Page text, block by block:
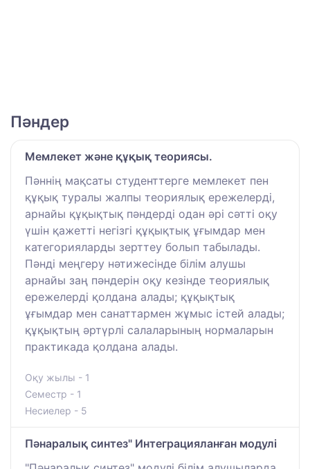
Пәндер
Мемлекет және құқық теориясы.
Пәннің мақсаты студенттерге мемлекет пен
құқық туралы жалпы теориялық ережелерді,
арнайы құқықтық пәндерді одан әрі сәтті оқу
үшін қажетті негізгі құқықтық ұғымдар мен
категорияларды зерттеу болып табылады.
Пәнді меңгеру нәтижесінде білім алушы
арнайы заң пәндерін оқу кезінде теориялық
ережелерді қолдана алады; құқықтық
ұғымдар мен санаттармен жұмыс істей алады;
құқықтың әртүрлі салаларының нормаларын
практикада қолдана алады.
Оқу жылы - 1
Семестр - 1
Несиелер - 5
Пәнаралық синтез" Интеграцияланған модулі